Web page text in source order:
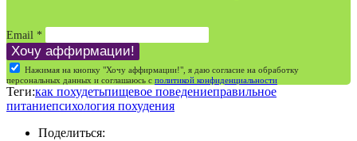
Email *
Нажимая на кнопку "Хочу аффирмации!", я даю согласие на обработку
персональных данных и соглашаюсь c политикой конфиденциальности
Теги:как похудетьпищевое поведениеправильное
питаниепсихология похудения
Поделиться: